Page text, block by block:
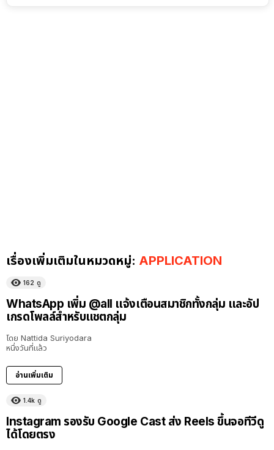
เรื่องเพิ่มเติมในหมวดหมู่: APPLICATION
162 ดู
WhatsApp เพิ่ม @all แจ้งเตือนสมาชิกทั้งกลุ่ม และอัป
เกรดโพลล์สำหรับแชตกลุ่ม
โดย Nattida Suriyodara
หนึ่งวันที่แล้ว
อ่านเพิ่มเติม
1.4k ดู
Instagram รองรับ Google Cast ส่ง Reels ขึ้นจอทีวีดู
ได้โดยตรง